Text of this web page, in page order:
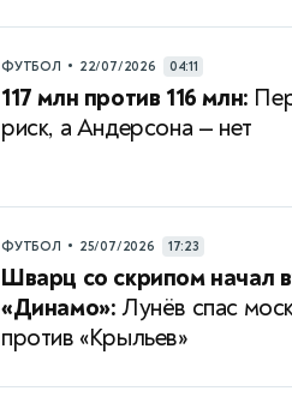
ФУТБОЛ • 22/07/2026 04:11
117 млн против 116 млн:
риск, а Андерсона — нет
ФУТБОЛ • 25/07/2026 17:23
Шварц со скрипом начал
«Динамо»: Лунёв спас
против «Крыльев»